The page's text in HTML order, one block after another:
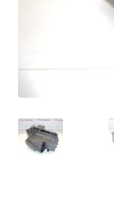
Skarga